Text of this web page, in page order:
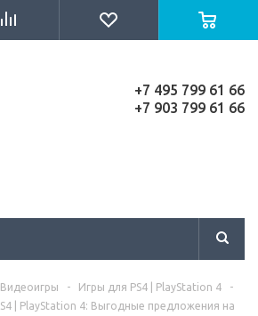
+7 495 799 61 66
+7 903 799 61 66
Видеоигры - Игры для PS4 | PlayStation 4
-
| PlayStation 4: Выгодные предложения на